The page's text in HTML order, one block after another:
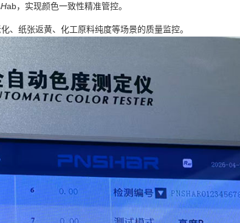
ab，实现颜色一致性精准管控。
、纸张返黄、化工原料纯度等场景的质量监控。